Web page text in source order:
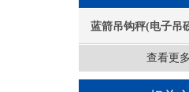
蓝箭吊钩秤(电子吊
查看更